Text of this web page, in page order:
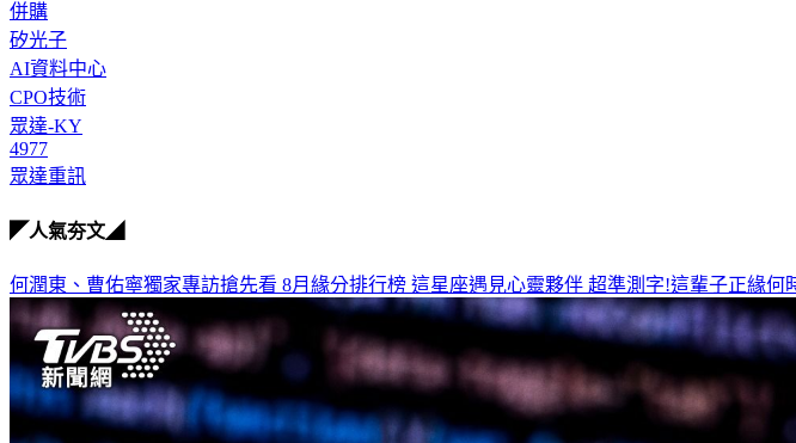
併購
矽光子
AI資料中心
CPO技術
眾達-KY
4977
眾達重訊
◤人氣夯文◢
何潤東、曹佑寧獨家專訪搶先看 8月緣分排行榜 這星座遇見心靈夥伴 超準測字!這輩子正緣何